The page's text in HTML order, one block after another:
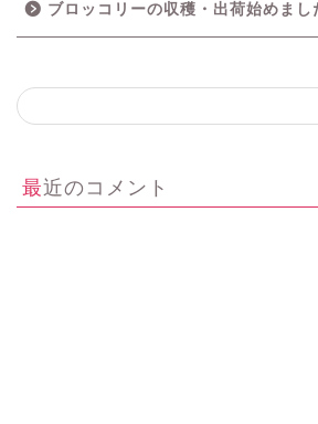
ブロッコリーの収穫・出荷始めまし
最近のコメント